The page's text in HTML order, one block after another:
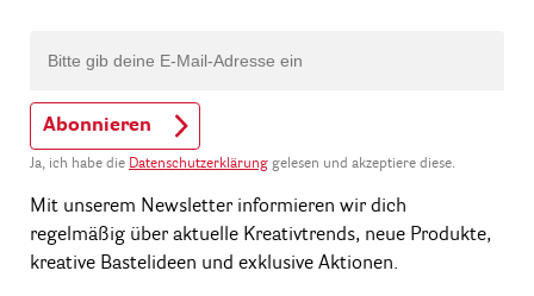
Abonnieren
Ja, ich habe die Datenschutzerklärung gelesen und akzeptiere diese.
Mit unserem Newsletter informieren wir dich
regelmäßig über aktuelle Kreativtrends, neue Produkte,
kreative Bastelideen und exklusive Aktionen.